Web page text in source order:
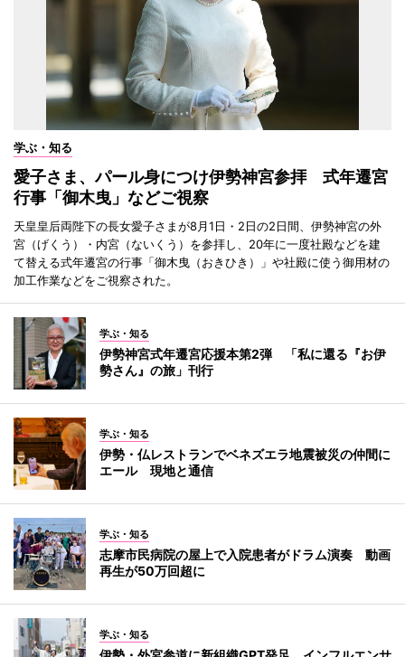
学ぶ・知る
愛子さま、パール身につけ伊勢神宮参拝 式年遷宮
行事「御木曳」などご視察
天皇皇后両陛下の長女愛子さまが8月1日・2日の2日間、伊勢神宮の外
宮（げくう）・内宮（ないくう）を参拝し、20年に一度社殿などを建
て替える式年遷宮の行事「御木曳（おきひき）」や社殿に使う御用材の
加工作業などをご視察された。
学ぶ・知る
伊勢神宮式年遷宮応援本第2弾 「私に還る『お伊
勢さん』の旅」刊行
学ぶ・知る
伊勢・仏レストランでベネズエラ地震被災の仲間に
エール 現地と通信
学ぶ・知る
志摩市民病院の屋上で入院患者がドラム演奏 動画
再生が50万回超に
学ぶ・知る